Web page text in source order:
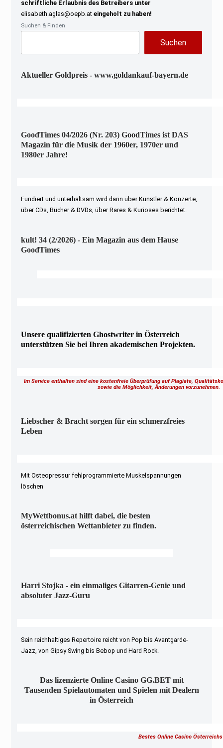
schriftliche Erlaubnis des Betreibers unter
elisabeth.aglas@oepb.at eingeholt zu haben!
Suchen & Finden
Suchen
Aktueller Goldpreis - www.goldankauf-bayern.de
GoodTimes 04/2026 (Nr. 203) GoodTimes ist DAS
Magazin für die Musik der 1960er, 1970er und
1980er Jahre!
Fundiert und unterhaltsam wird darin über Künstler & Konzerte,
über CDs, Bücher & DVDs, über Rares & Kurioses berichtet.
kult! 34 (2/2026) - Ein Magazin aus dem Hause
GoodTimes
Unsere qualifizierten Ghostwriter in Österreich
unterstützen Sie bei Ihren akademischen Projekten.
Im Service enthalten sind eine kostenfreie Überprüfung auf Plagiate,
sowie die Möglichkeit, Änderungen vorzunehmen.
Liebscher & Bracht sorgen für ein schmerzfreies
Leben
Mit Osteopressur fehlprogrammierte Muskelspannungen
löschen
MyWettbonus.at hilft dabei, die besten
österreichischen Wettanbieter zu finden.
Harri Stojka - ein einmaliges Gitarren-Genie und
absoluter Jazz-Guru
Sein reichhaltiges Repertoire reicht von Pop bis Avantgarde-
Jazz, von Gipsy Swing bis Bebop und Hard Rock.
Das lizenzierte Online Casino GG.BET mit
Tausenden Spielautomaten und Spielen mit Dealern
in Österreich
Bestes Online Casino Österreichs